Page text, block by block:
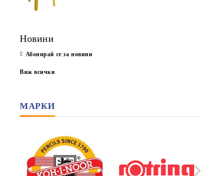
Новини
Абонирай се за новини
Виж всички
МАРКИ